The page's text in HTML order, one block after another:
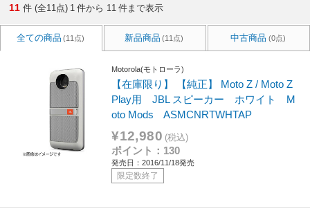
11 件 (全11点) 1 件から 11 件まで表示
全ての商品 (11点) 新品商品 (11点) 中古商品 (0点)
Motorola(モトローラ)
【在庫限り】 【純正】 Moto Z / Moto Z
Play用 JBL スピーカー ホワイト M
oto Mods ASMCNRTWHTAP
¥12,980 (税込)
ポイント：130
発売日：2016/11/18発売
限定数終了